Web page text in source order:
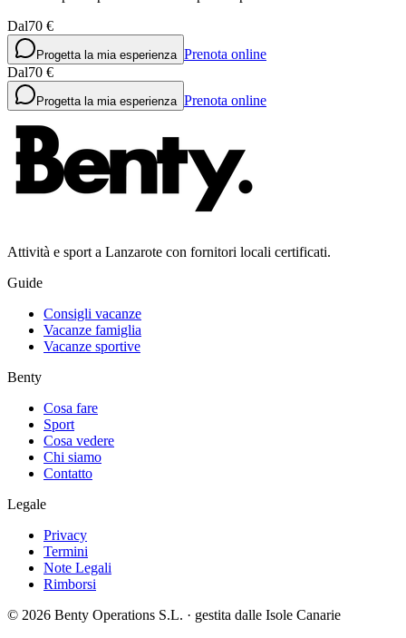
Dal70 €
Progetta la mia esperienza Prenota online
Dal70 €
Progetta la mia esperienza Prenota online
Attività e sport a Lanzarote con fornitori locali certificati.
Guide
Consigli vacanze
Vacanze famiglia
Vacanze sportive
Benty
Cosa fare
Sport
Cosa vedere
Chi siamo
Contatto
Legale
Privacy
Termini
Note Legali
Rimborsi
© 2026 Benty Operations S.L. · gestita dalle Isole Canarie